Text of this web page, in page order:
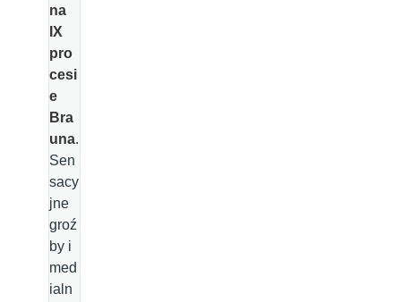
na
IX
pro
cesi
e
Bra
una.
Sen
sacy
jne
groź
by i
med
ialn